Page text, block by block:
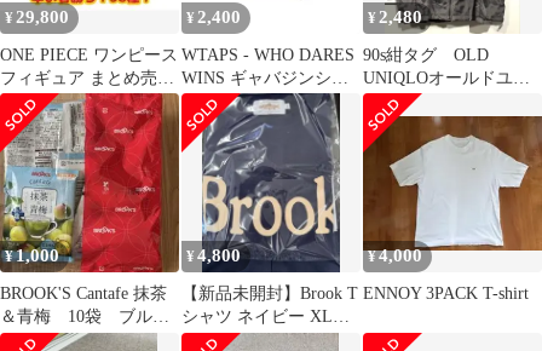
¥ 29,800
ONE PIECE ワンピース
フィギュア まとめ売り
38体セット
¥ 2,400
WTAPS - WHO DARES
WINS ギャバジンショ
ーツ ②
¥ 2,480
90s紺タグ OLD
UNIQLOオールドユニ
クロXL グレー ダウン
ジャケット
¥1,000
BROOK'S Cantafe 抹茶
＆青梅 10袋 ブルッ
クス かんたフェ
¥4,800
【新品未開封】Brook T
シャツ ネイビー XLサ
イズ
¥4,000
ENNOY 3PACK T-shirt